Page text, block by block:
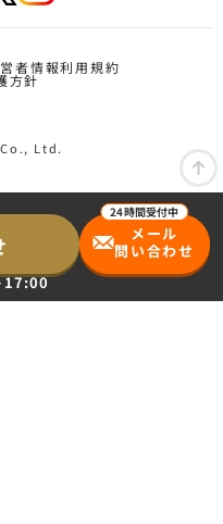
者情報利用規約
方針
Ltd.
メール
問い合わせ
17:00